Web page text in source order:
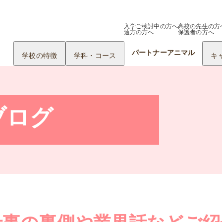
入学ご検討中の方へ
遠方の方へ
高校の先生の方
保護者の方へ
学校の特徴 学科・コース パートナーアニマル キ
ログ